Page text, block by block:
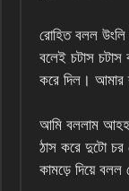
রোহিত বলল
বলেই চটাস
করে দিল। আমার
আমি বললাম
ঠাস করে দুটো চর
কামড়ে দিয়ে